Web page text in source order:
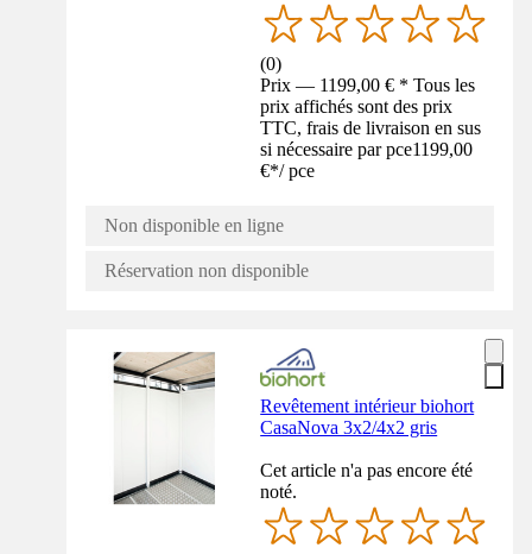
(0)
Prix — 1199,00 € * Tous les
prix affichés sont des prix
TTC, frais de livraison en sus
si nécessaire par pce1199,00
€*/ pce
Non disponible en ligne
Réservation non disponible
Revêtement intérieur biohort
CasaNova 3x2/4x2 gris
Cet article n'a pas encore été
noté.